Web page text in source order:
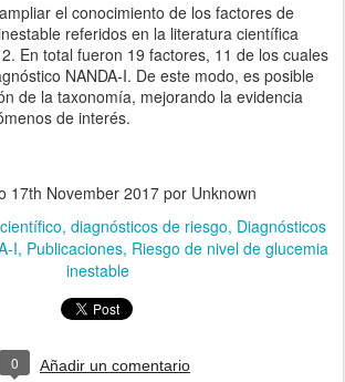
el conocimiento de los factores de
referidos en la literatura científica
En total fueron 19 factores, 11 de los cuales
NANDA-I. De este modo, es posible
de la taxonomía, mejorando la evidencia
de interés.
17th November 2017 por Unknown
diagnósticos de riesgo Diagnósticos
I Publicaciones Riesgo de nivel de glucemia
inestable
0 Añadir un comentario